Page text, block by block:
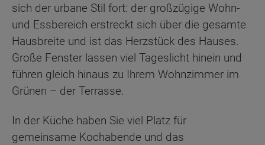
sich der urbane Stil fort: der großzügige Wohn-
und Essbereich erstreckt sich über die gesamte
Hausbreite und ist das Herzstück des Hauses.
Große Fenster lassen viel Tageslicht hinein und
führen gleich hinaus zu Ihrem Wohnzimmer im
Grünen – der Terrasse.
In der Küche haben Sie viel Platz für
gemeinsame Kochabende und das